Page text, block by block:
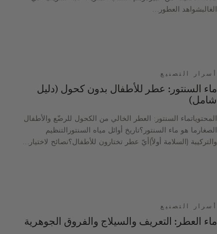
الغالبشواهد العطور…
أسرار التصنيع
ماء السنتور: عطر للأطفال بدون كحول (دليل
شامل)
المحتوياتماء السنتور: العطر الخالي من الكحول للرضّع والأطفال
الصغارما هو ماء السنتور؟تاريخ أوائل مياه السنتورالتنظيم
والتركيبة (السلامة أولاً)أيّ عطر تختارون للأطفال؟نصائح لاختيار…
أسرار التصنيع
ماء العطر: التعريف والسيلاج والفروق الجوهرية